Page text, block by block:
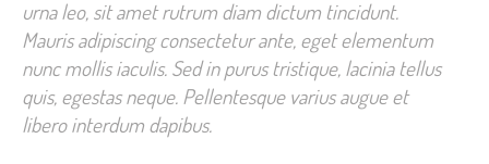
urna leo, sit amet rutrum diam dictum tincidunt.
Mauris adipiscing consectetur ante, eget elementum
nunc mollis iaculis. Sed in purus tristique, lacinia tellus
quis, egestas neque. Pellentesque varius augue et
libero interdum dapibus.